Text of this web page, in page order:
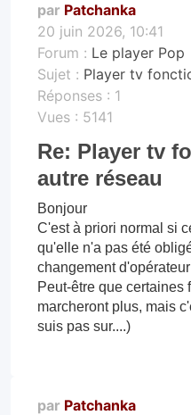
par Patchanka
20 juin 2026, 10:41
Forum : Le player Pop
Sujet : Player tv
Réponses : 1
Vues : 5141
Re: Player tv
autre réseau
Bonjour
C'est à priori normal si
qu'elle n'a pas été
changement d'opérateur
Peut-être que
marcheront plus, mais
suis pas sur....)
par Patchanka